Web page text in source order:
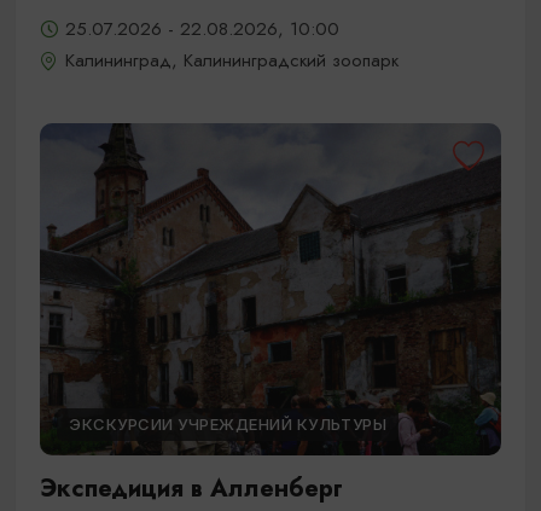
25.07.2026 - 22.08.2026, 10:00
Калининград, Калининградский зоопарк
ЭКСКУРСИИ УЧРЕЖДЕНИЙ КУЛЬТУРЫ
Экспедиция в Алленберг